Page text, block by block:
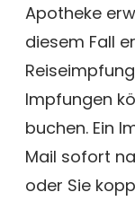
Apotheke
diesem Fall
Impfungen
buchen. Ein
Mail sofort
oder Sie